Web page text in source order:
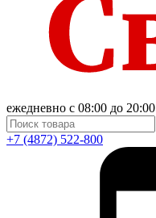
ежедневно с 08:00 до 20:00
+7 (4872) 522-800